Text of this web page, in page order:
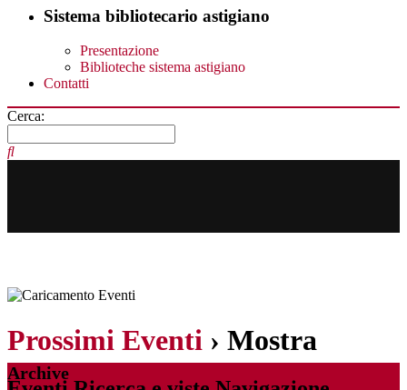
Sistema bibliotecario astigiano
Presentazione
Biblioteche sistema astigiano
Contatti
Cerca:
Archive
Prossimi Eventi › Mostra